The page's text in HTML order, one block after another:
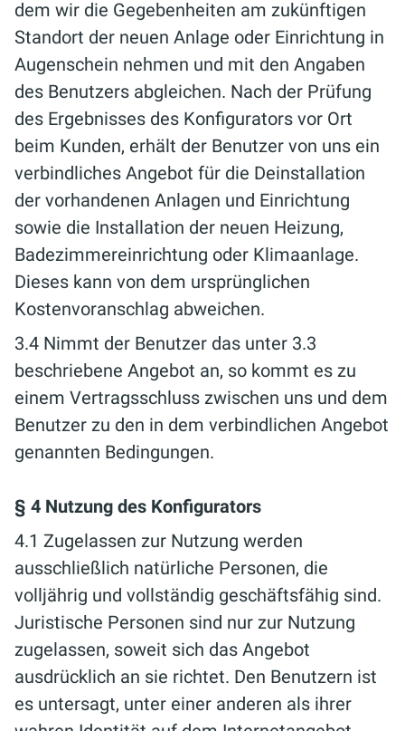
dem wir die Gegebenheiten am zukünftigen
Standort der neuen Anlage oder Einrichtung in
Augenschein nehmen und mit den Angaben
des Benutzers abgleichen. Nach der Prüfung
des Ergebnisses des Konfigurators vor Ort
beim Kunden, erhält der Benutzer von uns ein
verbindliches Angebot für die Deinstallation
der vorhandenen Anlagen und Einrichtung
sowie die Installation der neuen Heizung,
Badezimmereinrichtung oder Klimaanlage.
Dieses kann von dem ursprünglichen
Kostenvoranschlag abweichen.
3.4 Nimmt der Benutzer das unter 3.3
beschriebene Angebot an, so kommt es zu
einem Vertragsschluss zwischen uns und dem
Benutzer zu den in dem verbindlichen Angebot
genannten Bedingungen.
§ 4 Nutzung des Konfigurators
4.1 Zugelassen zur Nutzung werden
ausschließlich natürliche Personen, die
volljährig und vollständig geschäftsfähig sind.
Juristische Personen sind nur zur Nutzung
zugelassen, soweit sich das Angebot
ausdrücklich an sie richtet. Den Benutzern ist
es untersagt, unter einer anderen als ihrer